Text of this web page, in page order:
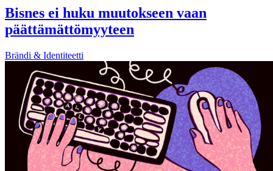
Bisnes ei huku muutokseen vaan
päättämättömyyteen
Brändi & Identiteetti